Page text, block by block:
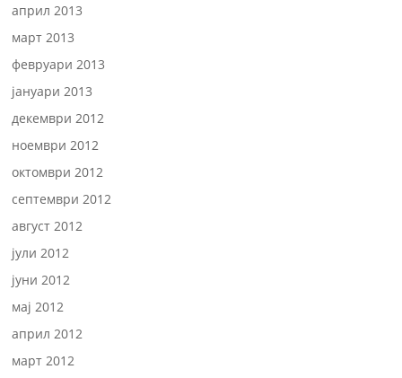
април 2013
март 2013
февруари 2013
јануари 2013
декември 2012
ноември 2012
октомври 2012
септември 2012
август 2012
јули 2012
јуни 2012
мај 2012
април 2012
март 2012